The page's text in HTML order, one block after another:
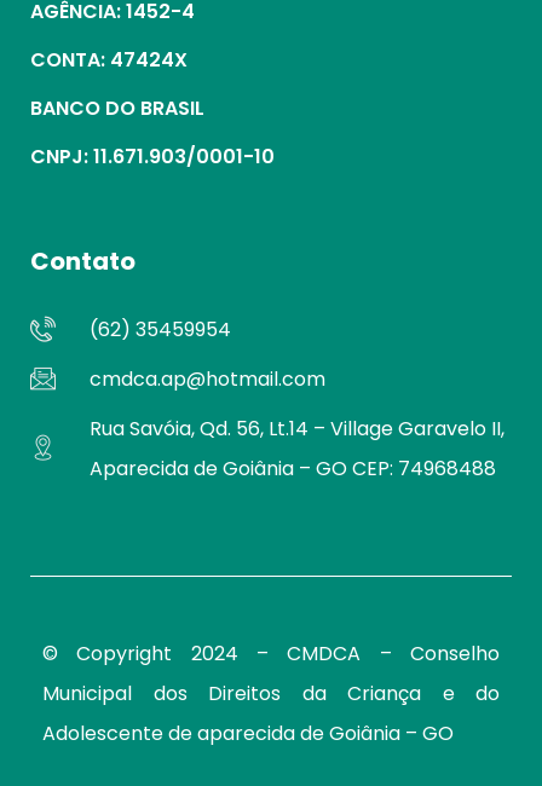
AGÊNCIA: 1452-4
CONTA: 47424X
BANCO DO BRASIL
CNPJ: 11.671.903/0001-10
Contato
(62) 35459954
cmdca.ap@hotmail.com
Rua Savóia, Qd. 56, Lt.14 – Village Garavelo II,
Aparecida de Goiânia – GO CEP: 74968488
© Copyright 2024 – CMDCA – Conselho
Municipal dos Direitos da Criança e do
Adolescente de aparecida de Goiânia – GO